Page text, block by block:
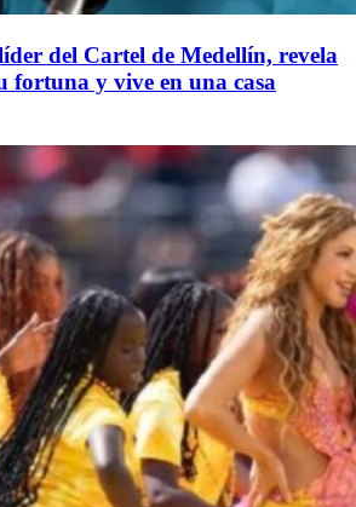
del Cartel de Medellín, revela
fortuna y vive en una casa